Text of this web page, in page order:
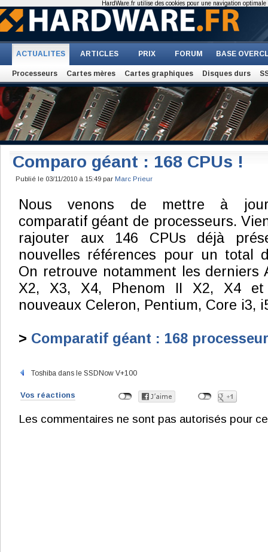
ACTUALITES ARTICLES PRIX FORUM BASE
Processeurs Cartes mères Cartes graphiques Disques durs
Comparo géant : 168 CPUs !
Publié le 03/11/2010 à 15:49 par Marc Prieur
Nous venons de mettre à
comparatif géant de processeurs.
rajouter aux 146 CPUs déjà
nouvelles références pour un total
On retrouve notamment les derniers
X2, X3, X4, Phenom II X2, X4
nouveaux Celeron, Pentium, Core i3,
> Comparatif géant : 168
Toshiba dans le SSDNow V+100
Vos réactions
Les commentaires ne sont pas autorisés pour
HardWare.fr utilise des cookies pour une navigation